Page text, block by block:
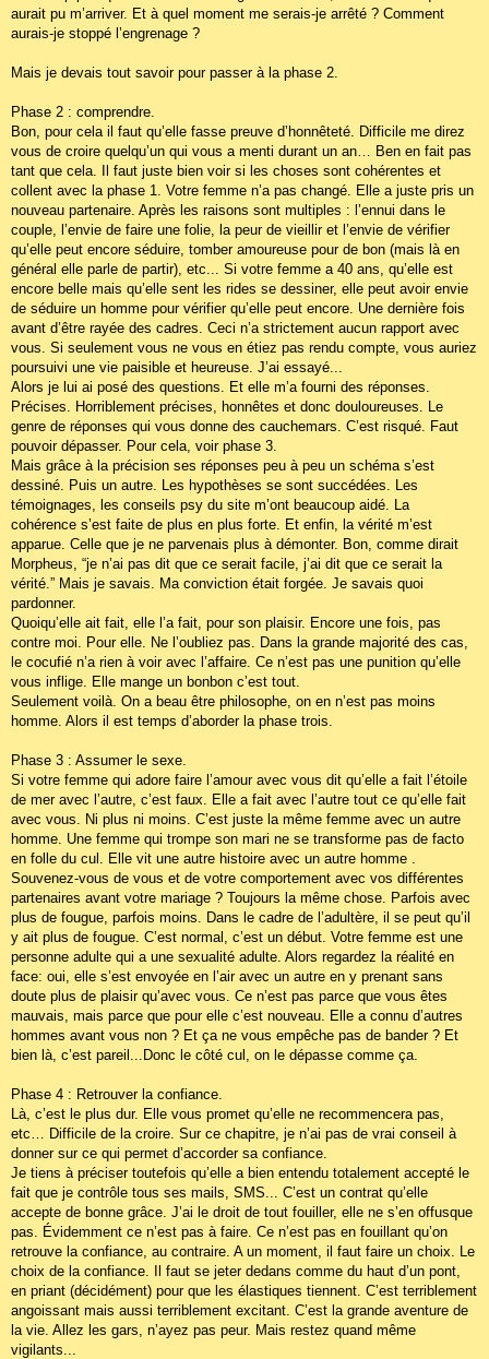
aurait pu m’arriver. Et à quel moment me serais-je arrêté ? Comment
aurais-je stoppé l’engrenage ?
Mais je devais tout savoir pour passer à la phase 2.
Phase 2 : comprendre.
Bon, pour cela il faut qu’elle fasse preuve d’honnêteté. Difficile me direz
vous de croire quelqu’un qui vous a menti durant un an… Ben en fait pas
tant que cela. Il faut juste bien voir si les choses sont cohérentes et
collent avec la phase 1. Votre femme n’a pas changé. Elle a juste pris un
nouveau partenaire. Après les raisons sont multiples : l’ennui dans le
couple, l’envie de faire une folie, la peur de vieillir et l’envie de vérifier
qu’elle peut encore séduire, tomber amoureuse pour de bon (mais là en
général elle parle de partir), etc... Si votre femme a 40 ans, qu’elle est
encore belle mais qu’elle sent les rides se dessiner, elle peut avoir envie
de séduire un homme pour vérifier qu’elle peut encore. Une dernière fois
avant d’être rayée des cadres. Ceci n’a strictement aucun rapport avec
vous. Si seulement vous ne vous en étiez pas rendu compte, vous auriez
poursuivi une vie paisible et heureuse. J’ai essayé...
Alors je lui ai posé des questions. Et elle m’a fourni des réponses.
Précises. Horriblement précises, honnêtes et donc douloureuses. Le
genre de réponses qui vous donne des cauchemars. C’est risqué. Faut
pouvoir dépasser. Pour cela, voir phase 3.
Mais grâce à la précision ses réponses peu à peu un schéma s’est
dessiné. Puis un autre. Les hypothèses se sont succédées. Les
témoignages, les conseils psy du site m’ont beaucoup aidé. La
cohérence s’est faite de plus en plus forte. Et enfin, la vérité m’est
apparue. Celle que je ne parvenais plus à démonter. Bon, comme dirait
Morpheus, “je n’ai pas dit que ce serait facile, j’ai dit que ce serait la
vérité.” Mais je savais. Ma conviction était forgée. Je savais quoi
pardonner.
Quoiqu’elle ait fait, elle l’a fait, pour son plaisir. Encore une fois, pas
contre moi. Pour elle. Ne l’oubliez pas. Dans la grande majorité des cas,
le cocufié n’a rien à voir avec l’affaire. Ce n’est pas une punition qu’elle
vous inflige. Elle mange un bonbon c’est tout.
Seulement voilà. On a beau être philosophe, on en n’est pas moins
homme. Alors il est temps d’aborder la phase trois.
Phase 3 : Assumer le sexe.
Si votre femme qui adore faire l’amour avec vous dit qu’elle a fait l’étoile
de mer avec l’autre, c’est faux. Elle a fait avec l’autre tout ce qu’elle fait
avec vous. Ni plus ni moins. C’est juste la même femme avec un autre
homme. Une femme qui trompe son mari ne se transforme pas de facto
en folle du cul. Elle vit une autre histoire avec un autre homme .
Souvenez-vous de vous et de votre comportement avec vos différentes
partenaires avant votre mariage ? Toujours la même chose. Parfois avec
plus de fougue, parfois moins. Dans le cadre de l’adultère, il se peut qu’il
y ait plus de fougue. C’est normal, c’est un début. Votre femme est une
personne adulte qui a une sexualité adulte. Alors regardez la réalité en
face: oui, elle s’est envoyée en l’air avec un autre en y prenant sans
doute plus de plaisir qu’avec vous. Ce n’est pas parce que vous êtes
mauvais, mais parce que pour elle c’est nouveau. Elle a connu d’autres
hommes avant vous non ? Et ça ne vous empêche pas de bander ? Et
bien là, c’est pareil...Donc le côté cul, on le dépasse comme ça.
Phase 4 : Retrouver la confiance.
Là, c’est le plus dur. Elle vous promet qu’elle ne recommencera pas,
etc… Difficile de la croire. Sur ce chapitre, je n’ai pas de vrai conseil à
donner sur ce qui permet d’accorder sa confiance.
Je tiens à préciser toutefois qu’elle a bien entendu totalement accepté le
fait que je contrôle tous ses mails, SMS... C’est un contrat qu’elle
accepte de bonne grâce. J’ai le droit de tout fouiller, elle ne s’en offusque
pas. Évidemment ce n’est pas à faire. Ce n’est pas en fouillant qu’on
retrouve la confiance, au contraire. A un moment, il faut faire un choix. Le
choix de la confiance. Il faut se jeter dedans comme du haut d’un pont,
en priant (décidément) pour que les élastiques tiennent. C’est terriblement
angoissant mais aussi terriblement excitant. C’est la grande aventure de
la vie. Allez les gars, n’ayez pas peur. Mais restez quand même
vigilants...